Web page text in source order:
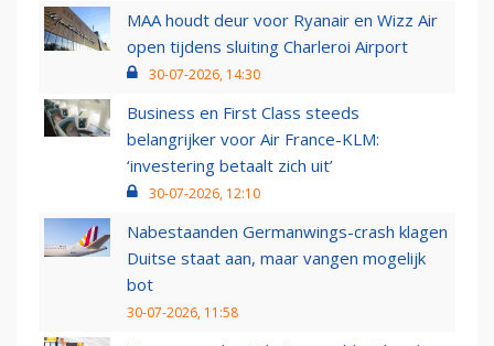
MAA houdt deur voor Ryanair en Wizz Air
open tijdens sluiting Charleroi Airport
30-07-2026, 14:30
Business en First Class steeds
belangrijker voor Air France-KLM:
‘investering betaalt zich uit’
30-07-2026, 12:10
Nabestaanden Germanwings-crash klagen
Duitse staat aan, maar vangen mogelijk
bot
30-07-2026, 11:58